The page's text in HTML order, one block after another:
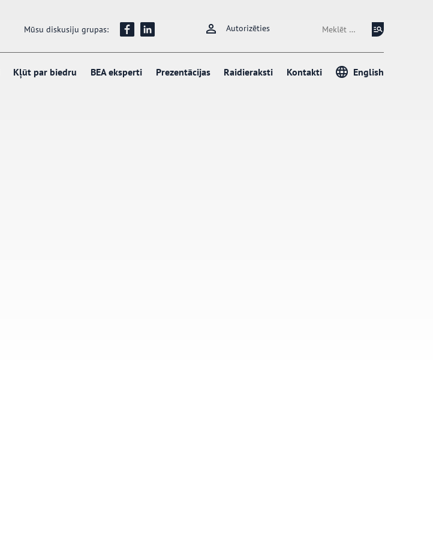
Mūsu diskusiju grupas: Autorizēties Meklēt:
Kļūt par biedru BEA eksperti Prezentācijas Raidieraksti Kontakti English